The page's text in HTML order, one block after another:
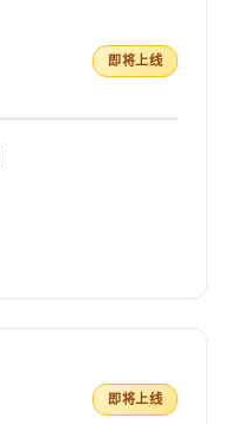
即将上线
即将上线